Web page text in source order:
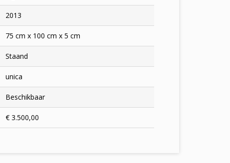
2013
75 cm x 100 cm x 5 cm
Staand
unica
Beschikbaar
€ 3.500,00